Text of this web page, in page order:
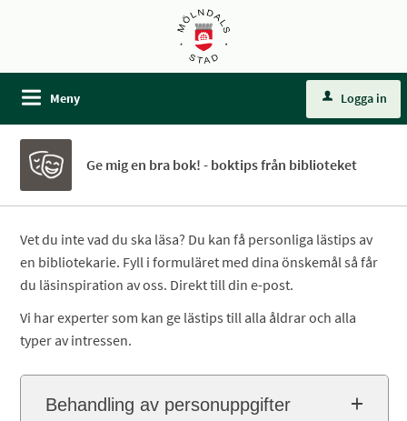
Meny Logga in
Ge mig en bra bok! - boktips från biblioteket
Vet du inte vad du ska läsa? Du kan få personliga lästips av
en bibliotekarie. Fyll i formuläret med dina önskemål så får
du läsinspiration av oss. Direkt till din e-post.
Vi har experter som kan ge lästips till alla åldrar och alla
typer av intressen.
Behandling av personuppgifter